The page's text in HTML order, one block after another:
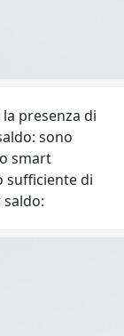
presenza di
sono
smart
sufficiente di